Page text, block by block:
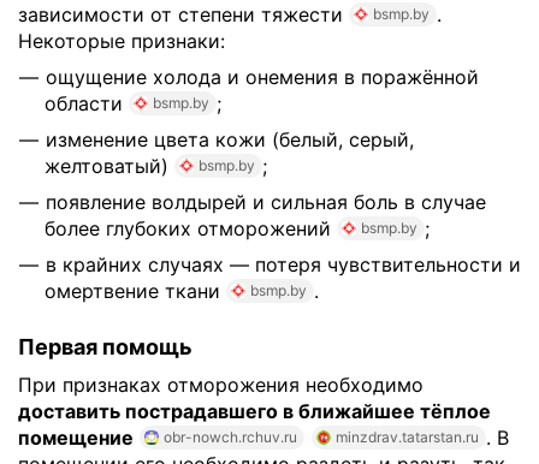
зависимости от степени тяжести
bsmp.by .
Некоторые признаки:
ощущение холода и онемения в поражённой
области
bsmp.by ;
изменение цвета кожи (белый, серый,
желтоватый)
bsmp.by ;
появление волдырей и сильная боль в случае
более глубоких отморожений
bsmp.by ;
в крайних случаях — потеря чувствительности и
омертвение ткани
bsmp.by .
Первая помощь
При признаках отморожения необходимо
доставить пострадавшего в ближайшее тёплое
помещение
obr-nowch.rchuv.ru minzdrav.tatarstan.ru . В